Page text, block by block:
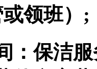
领班）;
：保洁